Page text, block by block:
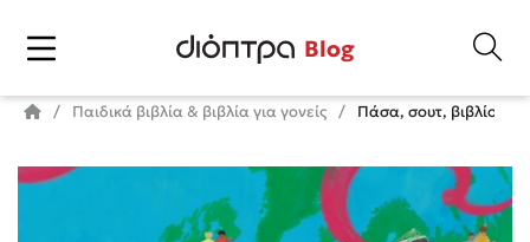
Blog
Παιδικά βιβλία & βιβλία για γονείς Πάσα, σουτ, βιβλίο!